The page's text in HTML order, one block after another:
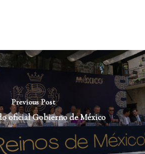
Previous Post
oficial Gobierno de México